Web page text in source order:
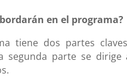
en el programa?
tiene dos partes
segunda parte se